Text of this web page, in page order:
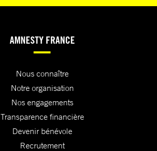
AMNESTY FRANCE
Nous connaître
Notre organisation
Nos engagements
Transparence financière
Devenir bénévole
Recrutement